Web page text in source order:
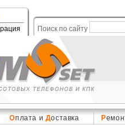
Поиск по сайту
Оплата и Доставка Р